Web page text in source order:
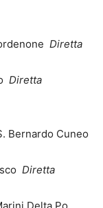
Diretta
Diretta
Bernardo Cuneo
Diretta